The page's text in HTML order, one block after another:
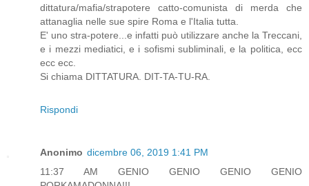
dittatura/mafia/strapotere catto-comunista di merda che
attanaglia nelle sue spire Roma e l'Italia tutta.
E' uno stra-potere...e infatti può utilizzare anche la Treccani,
e i mezzi mediatici, e i sofismi subliminali, e la politica, ecc
ecc ecc.
Si chiama DITTATURA. DIT-TA-TU-RA.
Rispondi
Anonimo dicembre 06, 2019 1:41 PM
11:37 AM GENIO GENIO GENIO GENIO